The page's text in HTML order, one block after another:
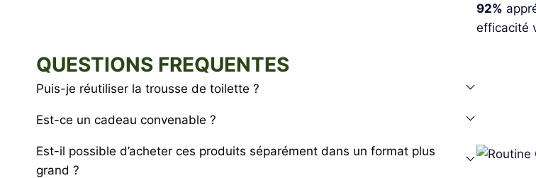
92%
efficacité
QUESTIONS FREQUENTES
Puis-je réutiliser la trousse de toilette ?
Est-ce un cadeau convenable ?
Est-il possible d’acheter ces produits séparément dans un format plus
grand ?